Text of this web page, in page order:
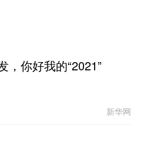
，你好我的“2021”
新华网